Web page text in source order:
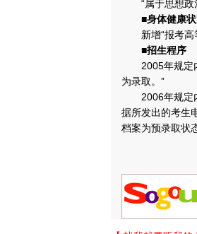
“属于思想政治
■身体健康状
新增“报考高等
■招生程序
2005年规定内
为录取。”
2006年规定内
据所发出的考生
档案为预录取状